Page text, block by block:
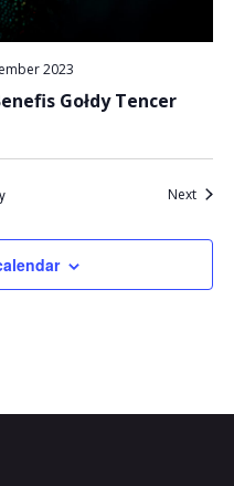
2023
Gołdy Tencer
NextEvents